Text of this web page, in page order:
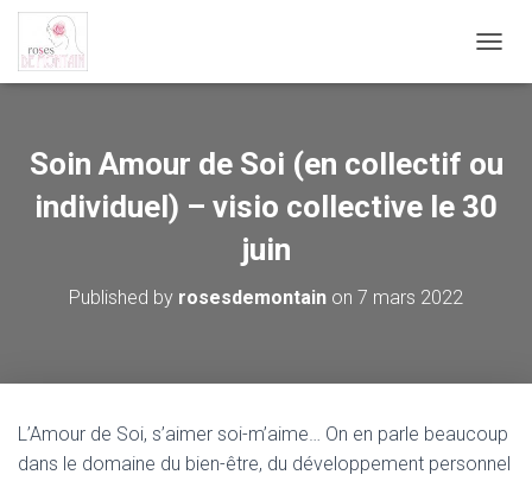
U
R
/
F
V
I
Soin Amour de Soi (en collectif ou
individuel) – visio collective le 30
juin
Published by rosesdemontain on 7 mars 2022
L’Amour de Soi, s’aimer soi-m’aime… On en parle beaucoup
dans le domaine du bien-être, du développement personnel